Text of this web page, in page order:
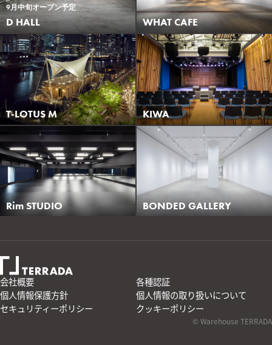
9月中旬オープン予定
D HALL WHAT CAFE
T-LOTUS M KIWA
Rim STUDIO BONDED GALLERY
会社概要
各種認証
個人情報保護方針
個人情報の取り扱いについて
セキュリティーポリシー
クッキーポリシー
© Warehouse TERRADA